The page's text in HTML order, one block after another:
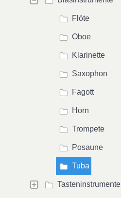
Flöte
Oboe
Klarinette
Saxophon
Fagott
Horn
Trompete
Posaune
Tuba
Tasteninstrumente